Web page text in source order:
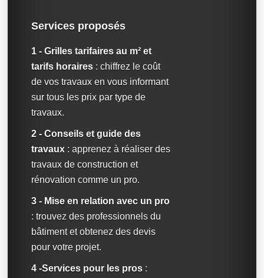
Services proposés
1 - Grilles tarifaires au m² et
tarifs horaires : chiffrez le coût
de vos travaux en vous informant
sur tous les prix par type de
travaux.
2 - Conseils et guide des
travaux : apprenez à réaliser des
travaux de construction et
rénovation comme un pro.
3 - Mise en relation avec un pro
: trouvez des professionnels du
bâtiment et obtenez des devis
pour votre projet.
4 -Services pour les pros :